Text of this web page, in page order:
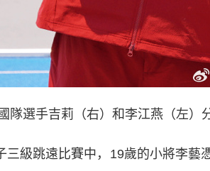
隊選手吉莉（右）和李江燕（左）
跳遠比賽中，19歲的小將李藝